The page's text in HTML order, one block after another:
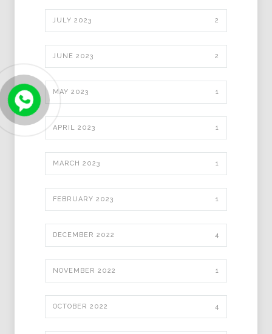
JULY 2023 2
JUNE 2023 2
MAY 2023 1
APRIL 2023 1
MARCH 2023 1
FEBRUARY 2023 1
DECEMBER 2022 4
NOVEMBER 2022 1
OCTOBER 2022 4